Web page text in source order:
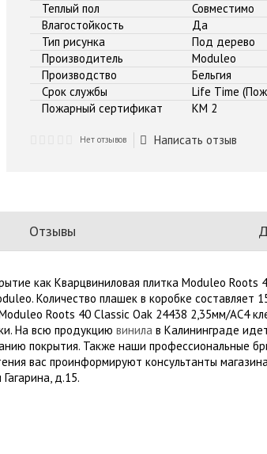
Теплый пол
Совместимо
Влагостойкость
Да
Тип рисунка
Под дерево
Производитель
Moduleo
Производство
Бельгия
Срок службы
Life Time
Пожарный сертификат
КМ 2
Нет отзывов Написать отзыв
Отзывы
как Кварцвиниловая плитка Moduleo Roots
Количество плашек в коробке составляет
Roots 40 Classic Oak 24438 2,35мм/АС4
На всю продукцию винила в Калининграде
покрытия. Также наши профессиональные
вас проинформируют консультанты
д.15.